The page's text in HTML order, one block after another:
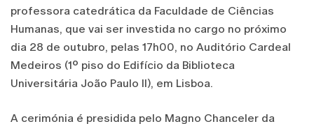
professora catedrática da Faculdade de Ciências
Humanas, que vai ser investida no cargo no próximo
dia 28 de outubro, pelas 17h00, no Auditório Cardeal
Medeiros (1º piso do Edifício da Biblioteca
Universitária João Paulo II), em Lisboa.
A cerimónia é presidida pelo Magno Chanceler da